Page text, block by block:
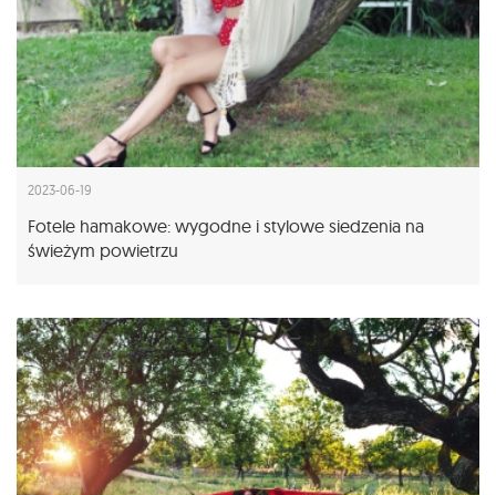
2023-06-19
Fotele hamakowe: wygodne i stylowe siedzenia na
świeżym powietrzu